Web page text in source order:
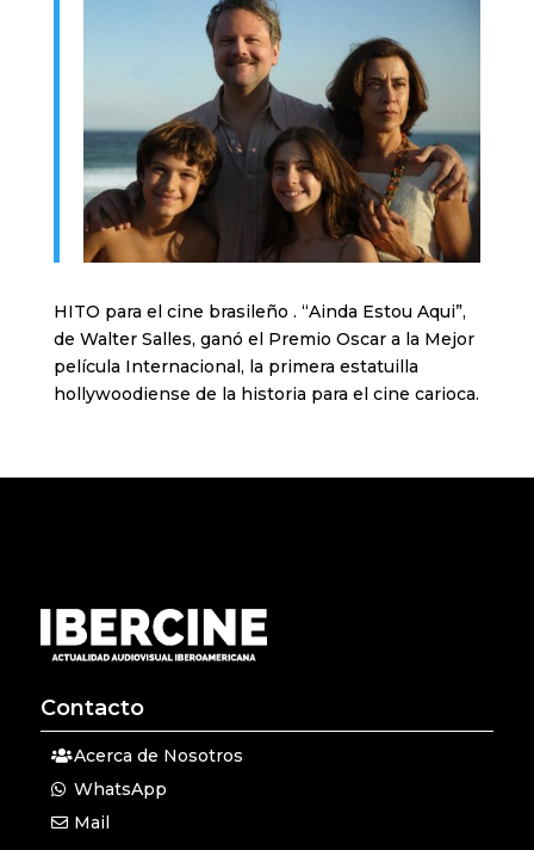
HITO para el cine brasileño . “Ainda Estou Aqui”,
de Walter Salles, ganó el Premio Oscar a la Mejor
película Internacional, la primera estatuilla
hollywoodiense de la historia para el cine carioca.
Contacto
Acerca de Nosotros
WhatsApp
Mail